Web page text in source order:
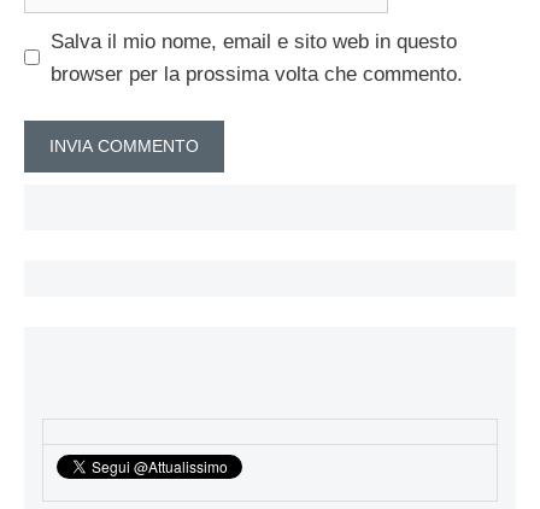
Salva il mio nome, email e sito web in questo
browser per la prossima volta che commento.